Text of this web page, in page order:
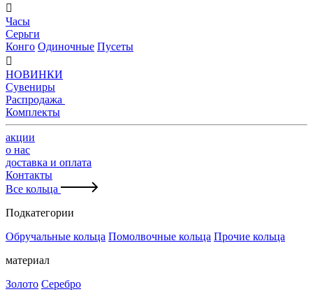

Часы
Серьги
Конго Одиночные Пусеты

НОВИНКИ
Сувениры
Распродажа
Комплекты
акции
о нас
доставка и оплата
Контакты
Все кольца
Подкатегории
Обручальные кольца Помолвочные кольца Прочие кольца
материал
Золото Серебро